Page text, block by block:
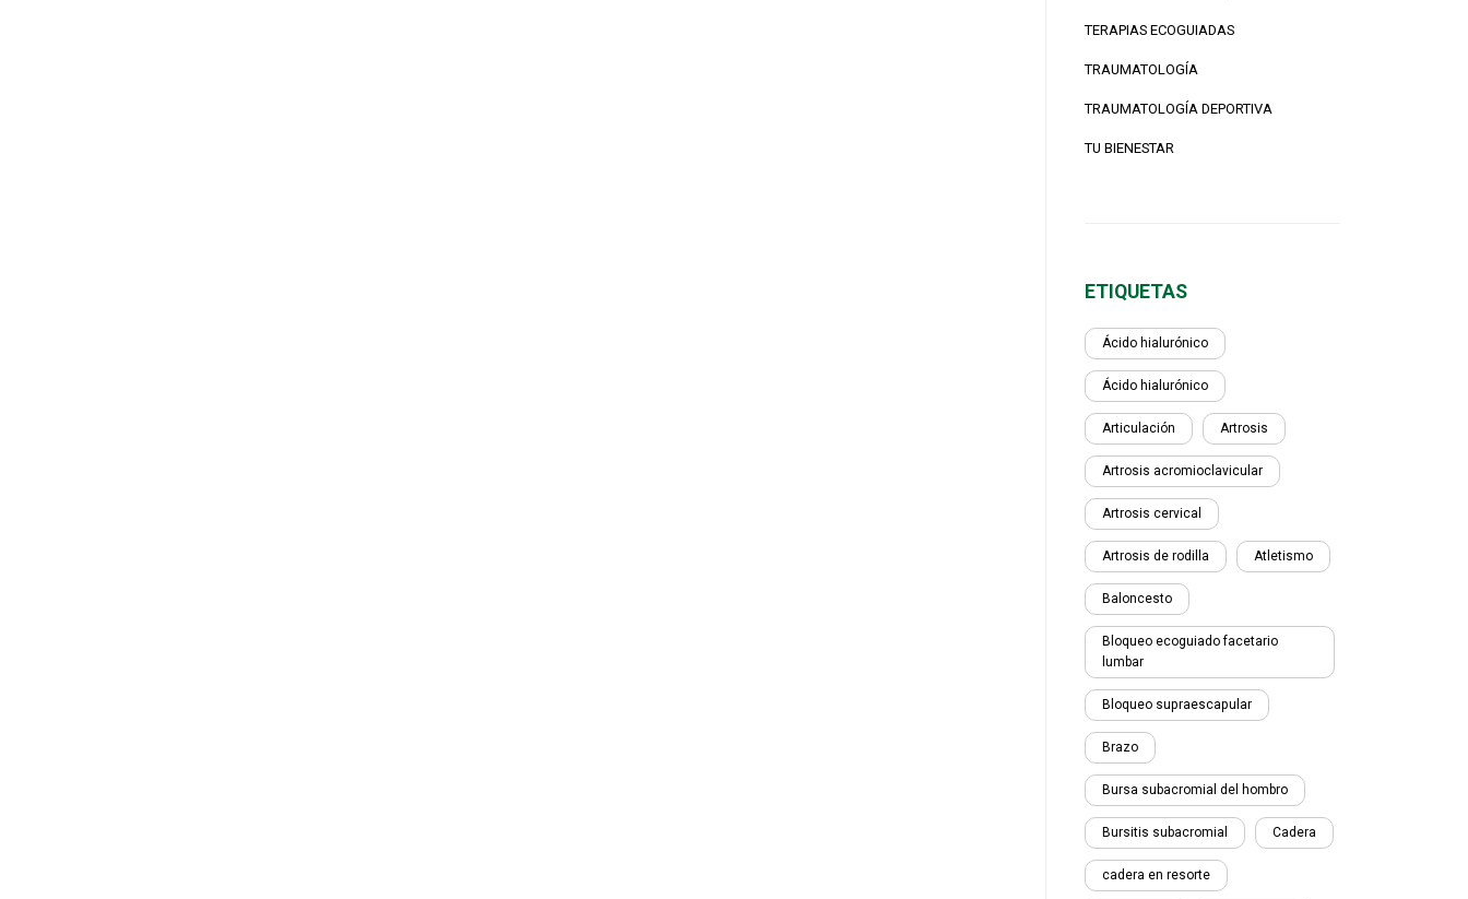
TERAPIAS ECOGUIADAS
TRAUMATOLOGÍA
TRAUMATOLOGÍA DEPORTIVA
TU BIENESTAR
ETIQUETAS
Ácido hialurónico
Ácido hialurónico
Articulación Artrosis
Artrosis acromioclavicular
Artrosis cervical
Artrosis de rodilla Atletismo
Baloncesto
Bloqueo ecoguiado facetario
lumbar
Bloqueo supraescapular
Brazo
Bursa subacromial del hombro
Bursitis subacromial Cadera
cadera en resorte